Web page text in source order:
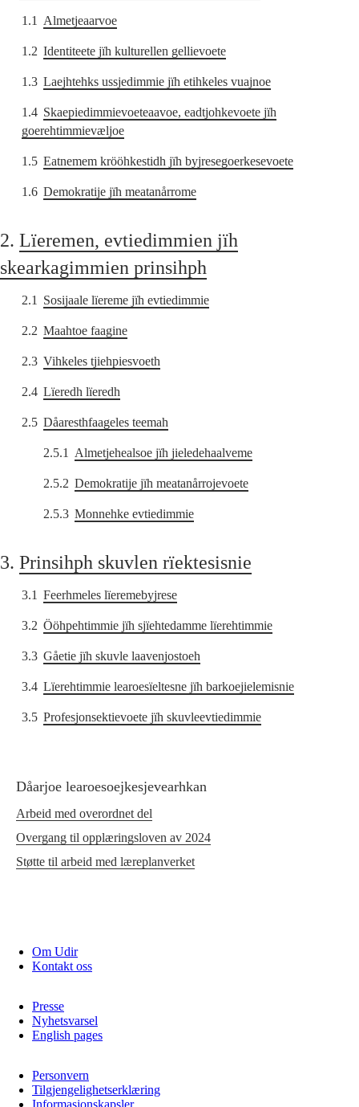
1.1 Almetjeaarvoe
1.2 Identiteete jïh kulturellen gellievoete
1.3 Laejhtehks ussjedimmie jïh etihkeles vuajnoe
1.4 Skaepiedimmievoeteaavoe, eadtjohkevoete jïh
goerehtimmievæljoe
1.5 Eatnemem krööhkestidh jïh byjresegoerkesevoete
1.6 Demokratije jïh meatanårrome
2. Lïeremen, evtiedimmien jïh
skearkagimmien prinsihph
2.1 Sosijaale lïereme jïh evtiedimmie
2.2 Maahtoe faagine
2.3 Vihkeles tjiehpiesvoeth
2.4 Lïeredh lïeredh
2.5 Dåaresthfaageles teemah
2.5.1 Almetjehealsoe jïh jieledehaalveme
2.5.2 Demokratije jïh meatanårrojevoete
2.5.3 Monnehke evtiedimmie
3. Prinsihph skuvlen rïektesisnie
3.1 Feerhmeles lïeremebyjrese
3.2 Ööhpehtimmie jïh sjïehtedamme lïerehtimmie
3.3 Gåetie jïh skuvle laavenjostoeh
3.4 Lïerehtimmie learoesïeltesne jïh barkoejielemisnie
3.5 Profesjonsektievoete jïh skuvleevtiedimmie
Dåarjoe learoesoejkesjevearhkan
Arbeid med overordnet del
Overgang til opplæringsloven av 2024
Støtte til arbeid med læreplanverket
Om Udir
Kontakt oss
Presse
Nyhetsvarsel
English pages
Personvern
Tilgjengelighetserklæring